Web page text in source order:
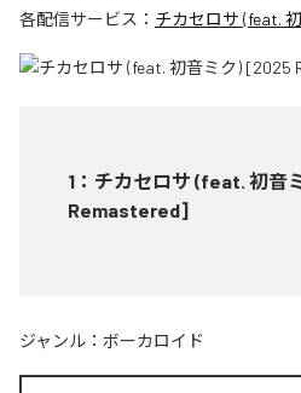
各配信サービス： チカセロサ (feat.
1 ： チカセロサ (feat. 初音
Remastered]
ジャンル： ボーカロイド